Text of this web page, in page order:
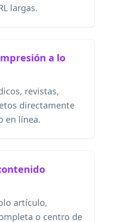
largas.
a lo
revistas,
directamente
en línea.
artículo,
o centro de